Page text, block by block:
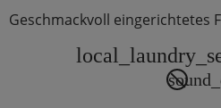
Geschmackvoll eingerichtetes